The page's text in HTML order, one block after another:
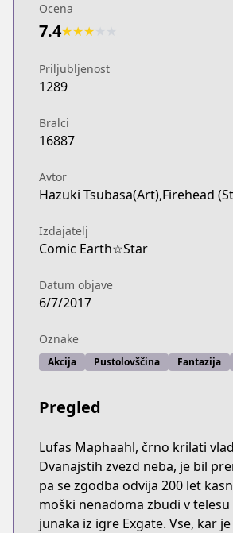
Ocena
7.4★★★
Priljubljenost
1289
Bralci
16887
Avtor
Hazuki Tsubasa(Art),Firehead
Izdajatelj
Comic Earth☆Star
Datum objave
6/7/2017
Oznake
Akcija Pustolovščina Fantazija
Pregled
Lufas Maphaahl, črno krilati
Dvanajstih zvezd neba, je bil
pa se zgodba odvija 200 let
moški nenadoma zbudi v telesu
junaka iz igre Exgate. Vse, kar